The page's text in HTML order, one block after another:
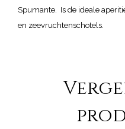
Spumante. Is de ideale
en zeevruchtenschotels.